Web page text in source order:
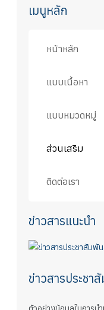
เมนูหลัก
หน้าหลัก
แบบเนื้อหา
แบบหมวดหมู่
ส่วนเสริม
ติดต่อเรา
ข่าวสารแนะนำ
ข่าวสารประชา